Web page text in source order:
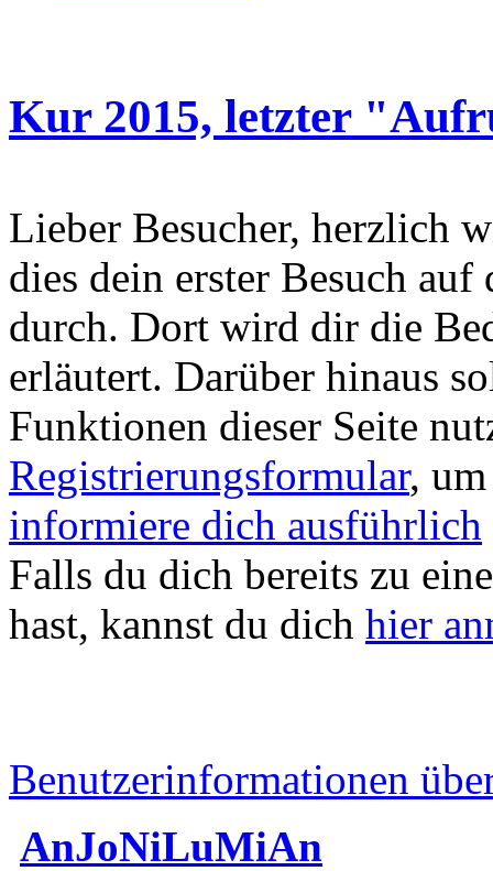
Kur 2015, letzter
Lieber Besucher, herzlich
dies dein erster Besuch
durch. Dort wird dir die
erläutert. Darüber hinaus
Funktionen dieser Seite
Registrierungsformular,
informiere dich ausführlich
Falls du dich bereits zu
hast, kannst du dich hier
Benutzerinformationen
AnJoNiLuMiAn